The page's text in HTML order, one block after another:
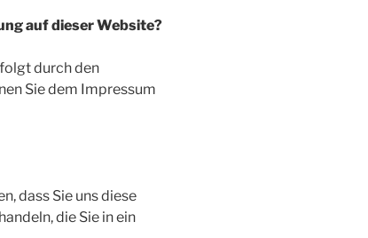
auf dieser Website?
durch den
Sie dem Impressum
dass Sie uns diese
die Sie in ein